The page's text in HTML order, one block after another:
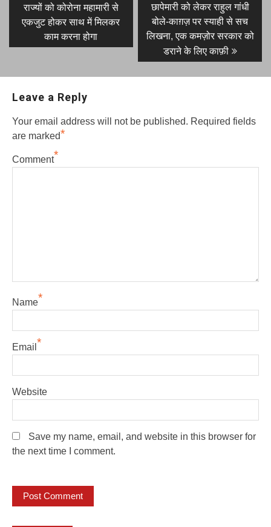
navigation
post:
राज्यों को कोरोना महामारी से
एकजुट होकर साथ में मिलकर
काम करना होगा
post:
छापेमारी को लेकर राहुल गांधी
बोले-काग़ज़ पर स्याही से सच
लिखना, एक कमज़ोर सरकार को
डराने के लिए काफ़ी
Leave a Reply
Your email address will not be published. Required fields
are marked*
Comment*
Name*
Email *
Website
Save my name, email, and website in this browser for
the next time I comment.